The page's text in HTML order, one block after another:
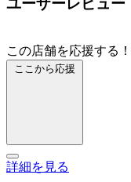
ユーザーレビュー
この店舗を応援する！
ここから応援
詳細を見る